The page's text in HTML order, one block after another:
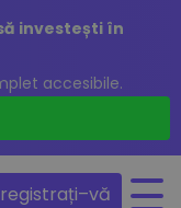
investești în
accesibile.